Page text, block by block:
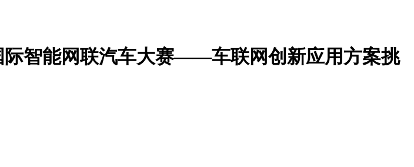
际智能网联汽车大赛——车联网创新应用方案挑